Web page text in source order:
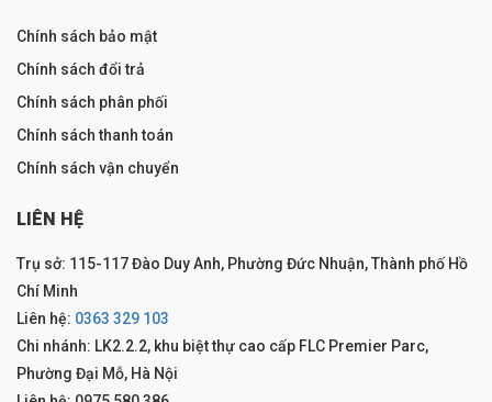
Chính sách bảo mật
Chính sách đổi trả
Chính sách phân phối
Chính sách thanh toán
Chính sách vận chuyển
LIÊN HỆ
Trụ sở: 115-117 Đào Duy Anh, Phường Đức Nhuận, Thành phố Hồ
Chí Minh
Liên hệ: 0363 329 103
Chi nhánh: LK2.2.2, khu biệt thự cao cấp FLC Premier Parc,
Phường Đại Mỗ, Hà Nội